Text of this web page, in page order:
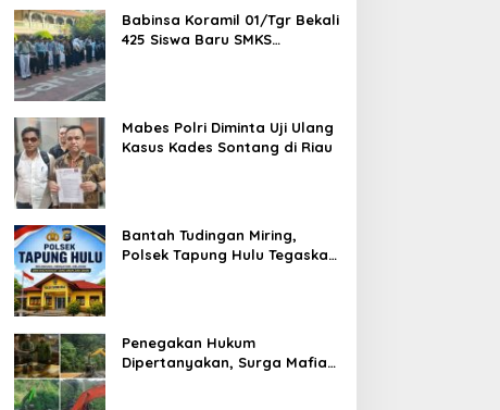
Babinsa Koramil 01/Tgr Bekali
425 Siswa Baru SMKS
Mabes Polri Diminta Uji Ulang
Kasus Kades Sontang di Riau
Bantah Tudingan Miring,
Polsek Tapung Hulu Tegaskan
Penegakan Hukum
Dipertanyakan, Surga Mafia